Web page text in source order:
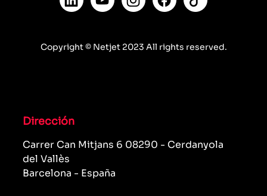
Copyright © Netjet 2023 All rights reserved.
Dirección
Carrer Can Mitjans 6 08290 - Cerdanyola
del Vallès
Barcelona - España